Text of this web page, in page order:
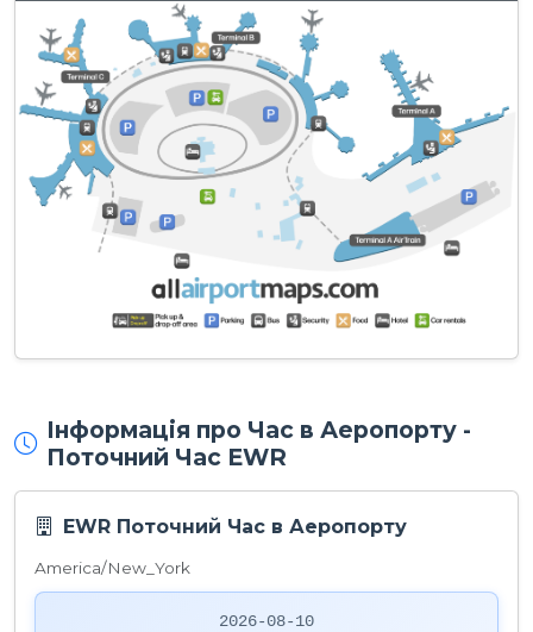
Інформація про Час в Аеропорту -
Поточний Час EWR
EWR Поточний Час в Аеропорту
America/New_York
2026-08-10